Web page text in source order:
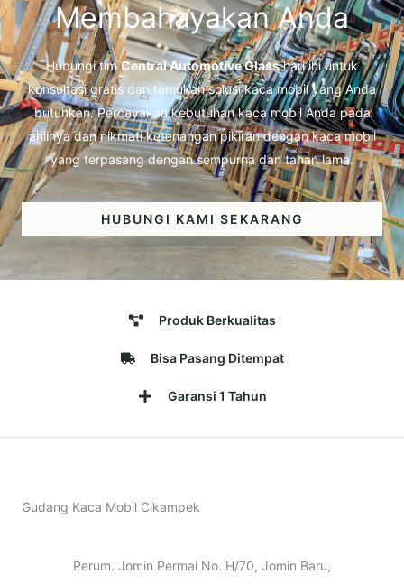
Membahayakan Anda
Hubungi timCentral Automotive Glasshari ini untuk
konsultasi gratis dan temukan solusi kaca mobil yang Anda
butuhkan. Percayakan kebutuhan kaca mobil Anda pada
ahlinya dan nikmati ketenangan pikiran dengan kaca mobil
yang terpasang dengan sempurna dan tahan lama.
HUBUNGI KAMI SEKARANG
Produk Berkualitas
Bisa Pasang Ditempat
Garansi 1 Tahun
Gudang Kaca Mobil Cikampek
Perum. Jomin Permai No. H/70, Jomin Baru,